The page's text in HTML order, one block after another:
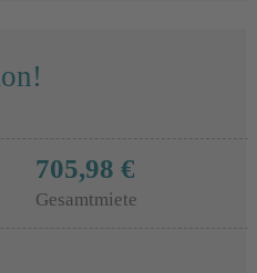
705,98 €
Gesamtmiete